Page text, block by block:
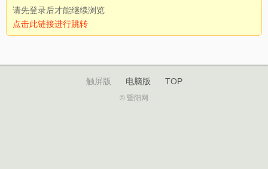
请先登录后才能继续浏览
点击此链接进行跳转
触屏版 电脑版 TOP
© 暨阳网